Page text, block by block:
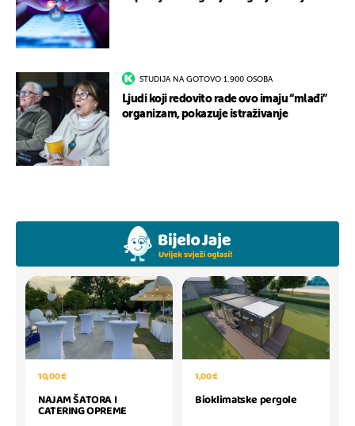
STUDIJA NA GOTOVO 1.900 OSOBA
Ljudi koji redovito rade ovo imaju “mlađi”
organizam, pokazuje istraživanje
10,00 €
NAJAM ŠATORA I
CATERING OPREME
1,00 €
Bioklimatske pergole